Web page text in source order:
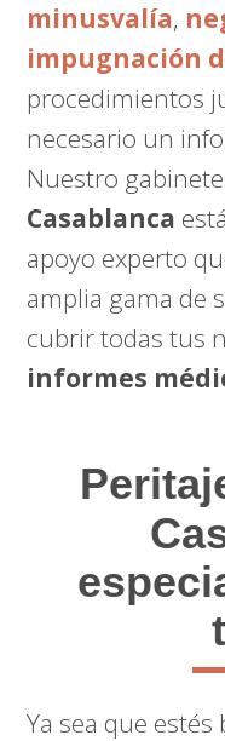
minusvalía,
impugnación
procedimientos
necesario un
Nuestro
Casablanca
apoyo experto
amplia gama de
cubrir todas tus
informes
Ya sea que